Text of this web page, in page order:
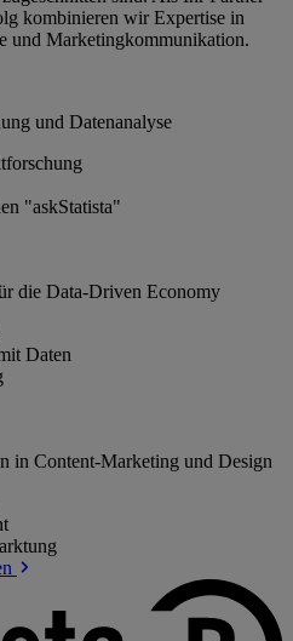
kombinieren wir Expertise in
und Marketingkommunikation.
und Datenanalyse
"askStatista"
die Data-Driven Economy
Daten
in Content-Marketing und Design